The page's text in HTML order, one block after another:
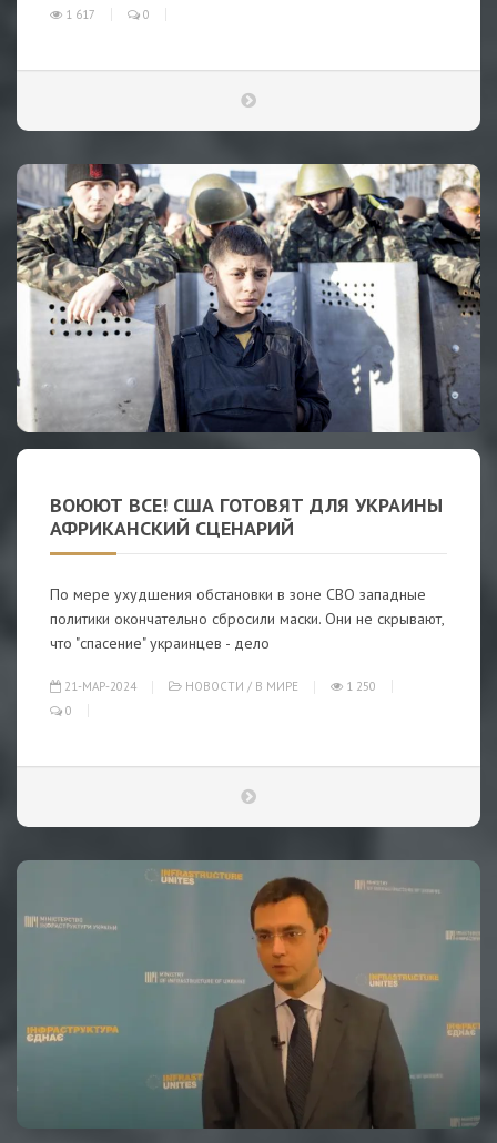
1 617
0
ВОЮЮТ ВСЕ! США ГОТОВЯТ ДЛЯ УКРАИНЫ
АФРИКАНСКИЙ СЦЕНАРИЙ
По мере ухудшения обстановки в зоне СВО западные
политики окончательно сбросили маски. Они не скрывают,
что "спасение" украинцев - дело
21-МАР-2024 НОВОСТИ / В МИРЕ
1 250
0